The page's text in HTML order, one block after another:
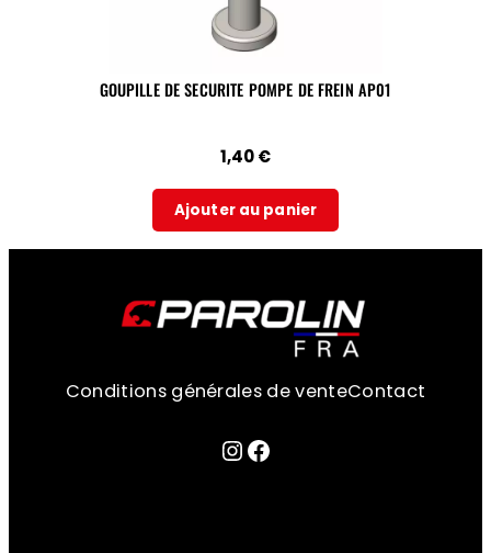
GOUPILLE DE SECURITE POMPE DE FREIN AP01
1,40€
Ajouter au panier
Conditions générales de venteContact
Lien sur la page instagram
Facebook